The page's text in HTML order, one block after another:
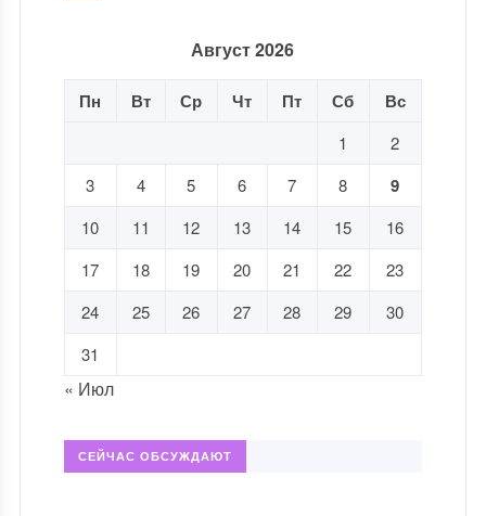
Август 2026
Пн Вт Ср Чт Пт Сб Вс
1
2
3
4 5 6 7 8 9
10 11 12 13 14 15
16
17
18 19 20 21 22
23
24
25 26 27 28 29
30
31
« Июл
СЕЙЧАС ОБСУЖДАЮТ